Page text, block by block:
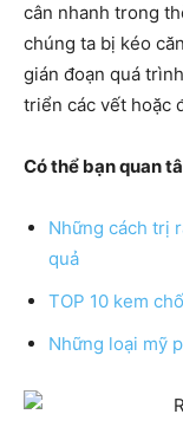
cân nhanh trong
chúng ta bị kéo
gián đoạn quá
triển các vết hoặc
Có thể bạn quan
Những cách trị
quả
TOP 10 kem
Những loại mỹ